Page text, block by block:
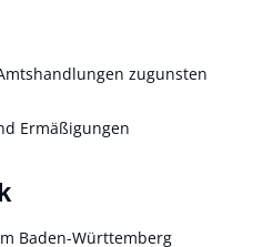
zugunsten
Ermäßigungen
Baden-Württemberg